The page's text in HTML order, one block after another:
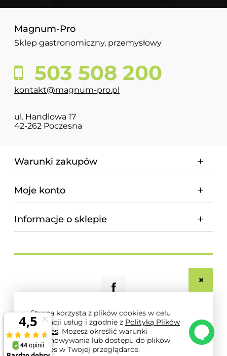
Strona korzysta z plików cookies w celu
realizacji usług i zgodnie z Polityką Plików
Cookies. Możesz określić warunki
przechowywania lub dostępu do plików
cookies w Twojej przeglądarce.
Magnum-Pro
Sklep gastronomiczny, przemysłowy
503 508 200
kontakt@magnum-pro.pl
ul. Handlowa 17
42-262 Poczesna
Warunki zakupów
Moje konto
Informacje o sklepie
© 2026 magnum-pro.pl. Wszelkie prawa zastrzeżone.
Styl graficzny i aplikacje ShopGadget.pl
Sklep
internetowy Shoper.pl